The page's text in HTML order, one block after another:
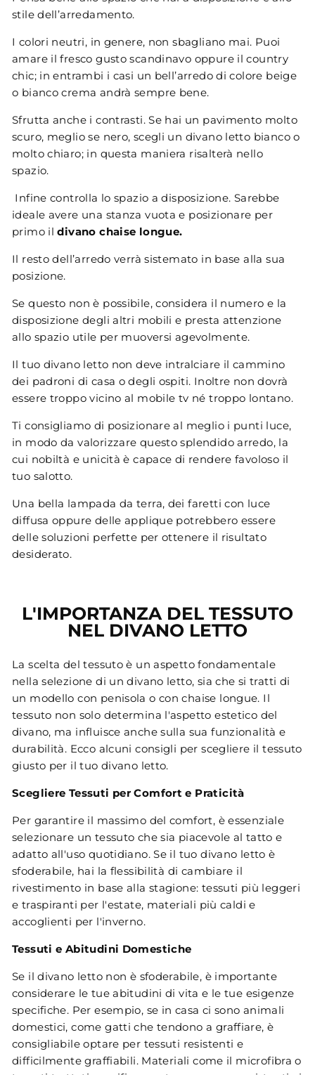
stile dell’arredamento.
I colori neutri, in genere, non sbagliano mai. Puoi
amare il fresco gusto scandinavo oppure il country
chic; in entrambi i casi un bell’arredo di colore beige
o bianco crema andrà sempre bene.
Sfrutta anche i contrasti. Se hai un pavimento molto
scuro, meglio se nero, scegli un divano letto bianco o
molto chiaro; in questa maniera risalterà nello
spazio.
Infine controlla lo spazio a disposizione. Sarebbe
ideale avere una stanza vuota e posizionare per
primo ildivano chaise longue.
Il resto dell’arredo verrà sistemato in base alla sua
posizione.
Se questo non è possibile, considera il numero e la
disposizione degli altri mobili e presta attenzione
allo spazio utile per muoversi agevolmente.
Il tuo divano letto non deve intralciare il cammino
dei padroni di casa o degli ospiti. Inoltre non dovrà
essere troppo vicino al mobile tv né troppo lontano.
Ti consigliamo di posizionare al meglio i punti luce,
in modo da valorizzare questo splendido arredo, la
cui nobiltà e unicità è capace di rendere favoloso il
tuo salotto.
Una bella lampada da terra, dei faretti con luce
diffusa oppure delle applique potrebbero essere
delle soluzioni perfette per ottenere il risultato
desiderato.
L'IMPORTANZA DEL TESSUTO
NEL DIVANO LETTO
La scelta del tessuto è un aspetto fondamentale
nella selezione di un divano letto, sia che si tratti di
un modello con penisola o con chaise longue. Il
tessuto non solo determina l'aspetto estetico del
divano, ma influisce anche sulla sua funzionalità e
durabilità. Ecco alcuni consigli per scegliere il tessuto
giusto per il tuo divano letto.
Scegliere Tessuti per Comfort e Praticità
Per garantire il massimo del comfort, è essenziale
selezionare un tessuto che sia piacevole al tatto e
adatto all'uso quotidiano. Se il tuo divano letto è
sfoderabile, hai la flessibilità di cambiare il
rivestimento in base alla stagione: tessuti più leggeri
e traspiranti per l'estate, materiali più caldi e
accoglienti per l'inverno.
Tessuti e Abitudini Domestiche
Se il divano letto non è sfoderabile, è importante
considerare le tue abitudini di vita e le tue esigenze
specifiche. Per esempio, se in casa ci sono animali
domestici, come gatti che tendono a graffiare, è
consigliabile optare per tessuti resistenti e
difficilmente graffiabili. Materiali come il microfibra o